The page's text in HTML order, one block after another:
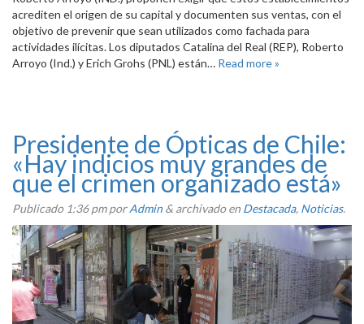
acrediten el origen de su capital y documenten sus ventas, con el
objetivo de prevenir que sean utilizados como fachada para
actividades ilícitas. Los diputados Catalina del Real (REP), Roberto
Arroyo (Ind.) y Erich Grohs (PNL) están… Read more »
Presidente de Ópticas de Chile:
«Hay indicios muy grandes de
que el crimen organizado está»
Publicado 1:36 pmporAdmin & archivado en Destacada, Noticias.